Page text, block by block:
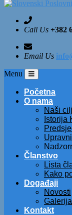
Call Us +382
Email Us
Menu
Početna
O nama
Naši
Istorija
Članstvo
Lista
Kako
Događaji
Novosti
Galerija
Kontakt